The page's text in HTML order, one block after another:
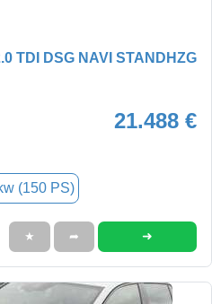
TDI DSG NAVI STANDHZG
21.488 €
(150 PS)
★ ➦ ➜